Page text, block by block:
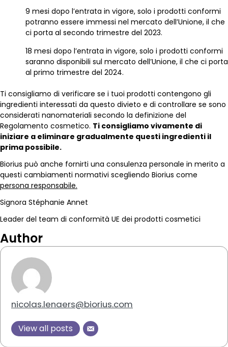
9 mesi dopo l’entrata in vigore, solo i prodotti conformi
potranno essere immessi nel mercato dell’Unione, il che
ci porta al secondo trimestre del 2023.
18 mesi dopo l’entrata in vigore, solo i prodotti conformi
saranno disponibili sul mercato dell’Unione, il che ci porta
al primo trimestre del 2024.
Ti consigliamo di verificare se i tuoi prodotti contengono gli
ingredienti interessati da questo divieto e di controllare se sono
considerati nanomateriali secondo la definizione del
Regolamento cosmetico. Ti consigliamo vivamente di
iniziare a eliminare gradualmente questi ingredienti il
prima possibile.
Biorius può anche fornirti una consulenza personale in merito a
questi cambiamenti normativi scegliendo Biorius come
persona responsabile.
Signora Stéphanie Annet
Leader del team di conformità UE dei prodotti cosmetici
Author
nicolas.lenaers@biorius.com
View all posts